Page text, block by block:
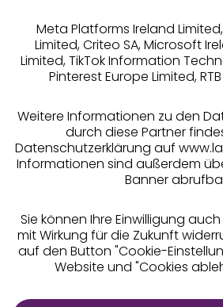
Alle Preise inkl. MwSt., zzgl.
Versandkosten
Meta Platforms Ireland
Limited, Criteo SA, Microsoft
Limited, TikTok Information
Pinterest Europe Limited,
Weitere Informationen zu den
durch diese Partner
Datenschutzerklärung auf
Informationen sind außerdem
Banner
Sie können Ihre Einwilligung
mit Wirkung für die Zukunft
auf den Button "Cookie-
Website und "Cookies